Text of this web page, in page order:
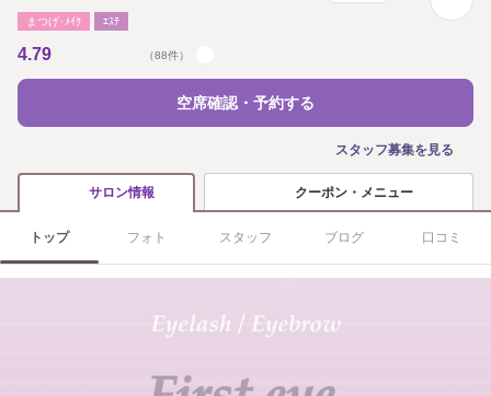
まつげ･ﾒｲｸ ｴｽﾃ
4.79 （88件）
空席確認・予約する
スタッフ募集を見る
サロン情報 クーポン・メニュー
トップ フォト スタッフ ブログ 口コミ